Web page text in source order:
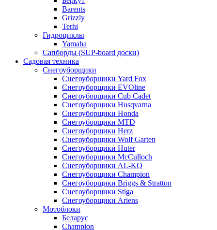
Barents
Grizzly
Terhi
Гидроциклы
Yamaha
Сапборды (SUP-board доски)
Садовая техника
Снегоуборщики
Снегоуборщики Yard Fox
Снегоуборщики EVOline
Снегоуборщики Cub Cadet
Снегоуборщики Husqvarna
Снегоуборщики Honda
Снегоуборщики MTD
Снегоуборщики Herz
Снегоуборщики Wolf Garten
Снегоуборщики Huter
Снегоуборщики McCulloch
Снегоуборщики AL-KO
Снегоуборщики Champion
Снегоуборщики Briggs & Stratton
Снегоуборщики Stiga
Снегоуборщики Ariens
Мотоблоки
Беларус
Champion